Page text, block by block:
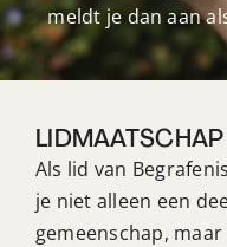
meldt je dan aan
LIDMAATSCHAP
Als lid van
je niet alleen een
gemeenschap,